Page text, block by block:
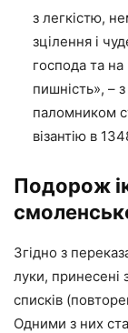
з легкістю,
зцілення і
господа та
пишність», –
паломником
візантію в
Подорож
Згідно з
луки, принесені
списків
Одними з них